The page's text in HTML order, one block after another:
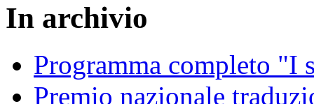
In archivio
Programma completo "I
Premio nazionale